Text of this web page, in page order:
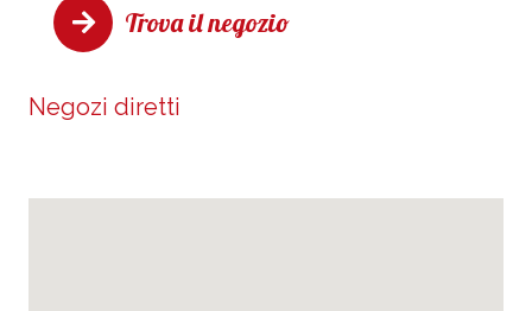
Trova il negozio
Negozi diretti